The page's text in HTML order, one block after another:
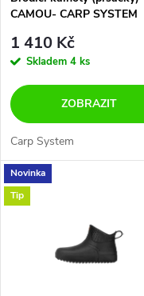
p
r
o
d
u
k
p
r
o
d
u
CAMOU- CARP SYSTEM
1 410 Kč
Skladem 4 ks
ZOBRAZIT
Carp System
Novinka
Tip